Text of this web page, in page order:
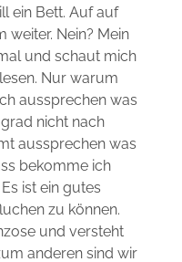
ein Bett. Auf auf
weiter. Nein? Mein
und schaut mich
Nur warum
aussprechen was
nicht nach
aussprechen was
bekomme ich
ist ein gutes
zu können.
und versteht
anderen sind wir